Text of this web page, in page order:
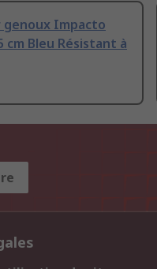
genoux Impacto
cm Bleu Résistant à